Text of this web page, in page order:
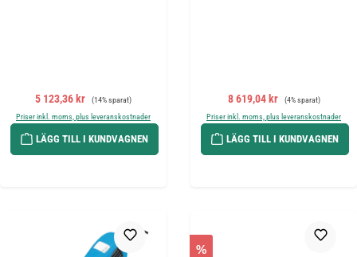
Försäljningspris:
5 123,36 kr Ordinarie pris:
(14% sparat)
Priser inkl. moms, plus leveranskostnader
LÄGG TILL I KUNDVAGNEN
Försäljningspris:
8 619,04 kr Ordinarie pris:
(4% sparat)
Priser inkl. moms, plus leveranskostnader
LÄGG TILL I KUNDVAGNEN
%